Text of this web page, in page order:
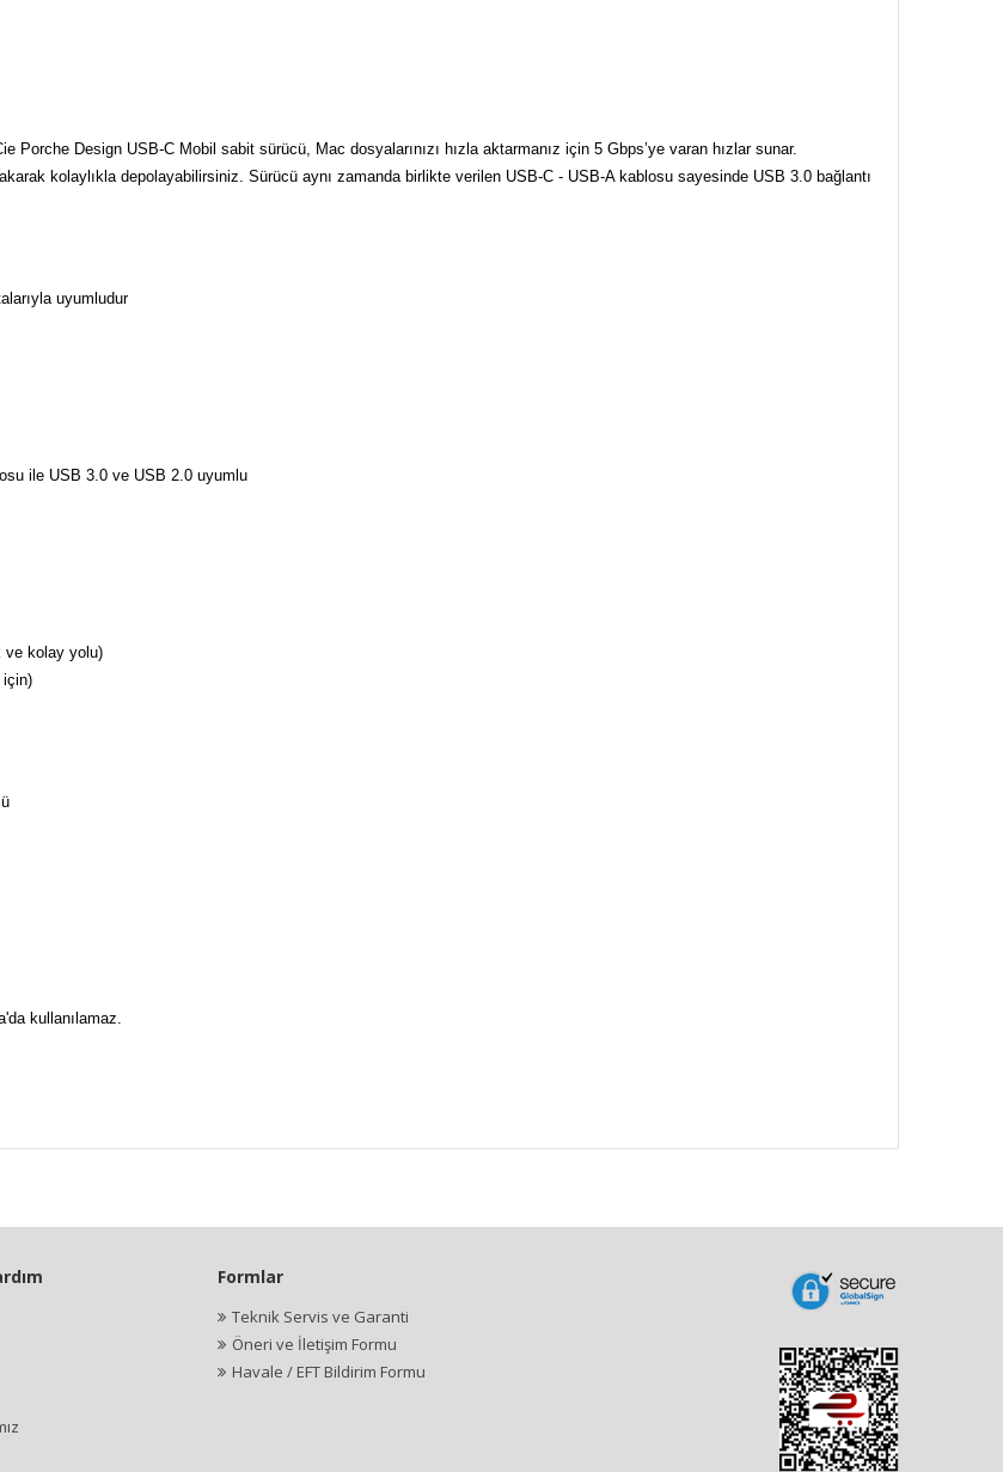
Porche Design USB-C Mobil sabit sürücü, Mac dosyalarınızı hızla aktarmanız için 5 Gbps’ye varan hızlar sunar.
kolaylıkla depolayabilirsiniz. Sürücü aynı zamanda birlikte verilen USB-C - USB-A kablosu sayesinde USB 3.0 bağlantı
uyumludur
ile USB 3.0 ve USB 2.0 uyumlu
ve kolay yolu)
için)
kullanılamaz.
Formlar
Teknik Servis ve Garanti
Öneri ve İletişim Formu
Havale / EFT Bildirim Formu